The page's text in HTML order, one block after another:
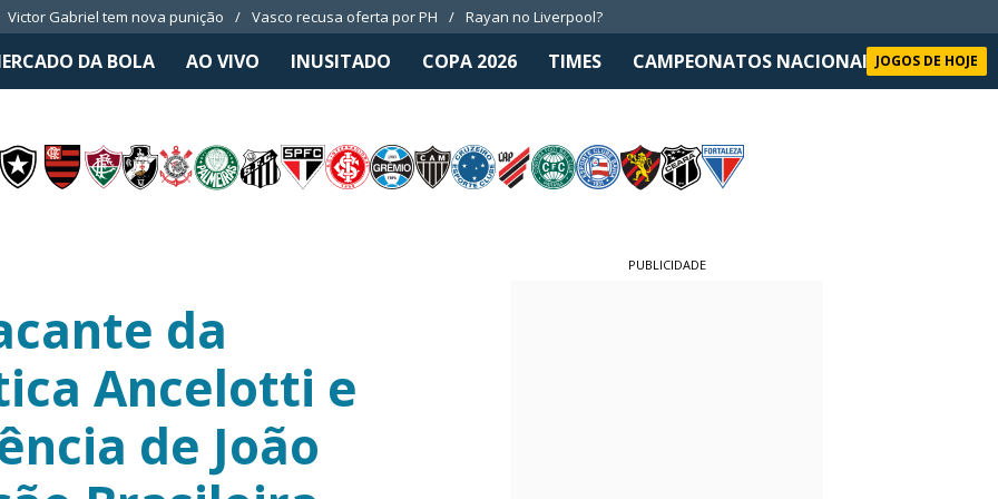
Victor Gabriel tem nova punição Vasco recusa oferta por PH Rayan no Liverpool?
DA BOLA AO VIVO INUSITADO COPA 2026 TIMES CAMPEONATOS NACIONAIS SELEÇÃO
JOGOS DE HOJE
da
Ancelotti e
de João
PUBLICIDADE